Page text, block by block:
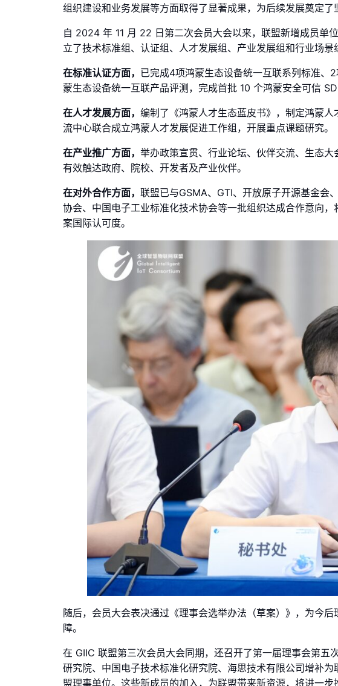
组织建设和业务发展等方面取得了显著成果，为后续发展奠定了
自 2024 年 11 月 22 日第二次会员大会以来，联盟新增成员单
立了技术标准组、认证组、人才发展组、产业发展组和行业场景
在标准认证方面， 已完成4项鸿蒙生态设备统一互联系列标准、
蒙生态设备统一互联产品评测，完成首批 10 个鸿蒙安全可信
在人才发展方面， 编制了《鸿蒙人才生态蓝皮书》，制定鸿蒙
流中心联合成立鸿蒙人才发展促进工作组，开展重点课题研究。
在产业推广方面， 举办政策宣贯、行业论坛、伙伴交流、生态
有效触达政府、院校、开发者及产业伙伴。
在对外合作方面， 联盟已与GSMA、GTI、开放原子开源基金会
协会、中国电子工业标准化技术协会等一批组织达成合作意向
案国际认可度。
随后，会员大会表决通过《理事会选举办法（草案）》，为今
障。
在 GIIC 联盟第三次会员大会同期，还召开了第一届理事会第
研究院、中国电子技术标准化研究院、海思技术有限公司增补
盟理事单位。这些新成员的加入，为联盟带来新资源，将进一步